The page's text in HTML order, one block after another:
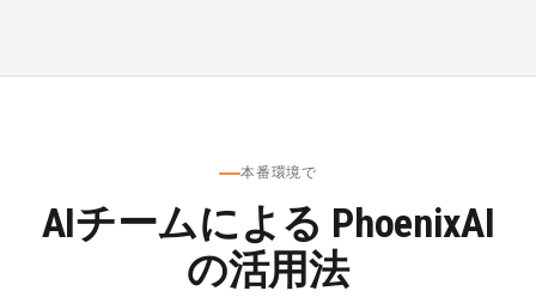
本番環境で
AIチームによる PhoenixAI
の活用法